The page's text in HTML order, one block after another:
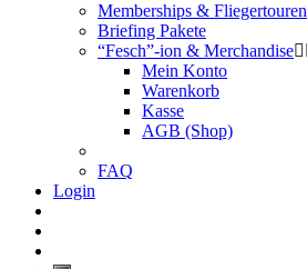
Memberships & Fliegertouren
Briefing Pakete
“Fesch”-ion & Merchandise
Mein Konto
Warenkorb
Kasse
AGB (Shop)
FAQ
Login